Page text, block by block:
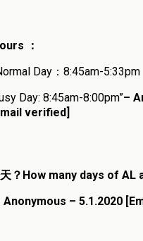
：
Day：8:45am-5:33pm
Day: 8:45am-8:00pm”–
verified]
？How many days of AL
Anonymous – 5.1.2020